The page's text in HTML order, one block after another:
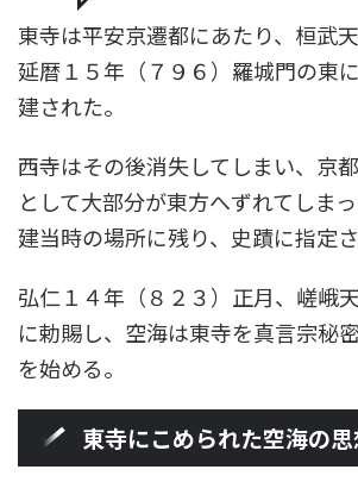
東寺は平安京遷都にあたり、桓武
延暦１５年（７９６）羅城門の東
建された。
西寺はその後消失してしまい、京
として大部分が東方へずれてしま
建当時の場所に残り、史蹟に指定さ
弘仁１４年（８２３）正月、嵯峨
に勅賜し、空海は東寺を真言宗秘
を始める。
東寺にこめられた空海の